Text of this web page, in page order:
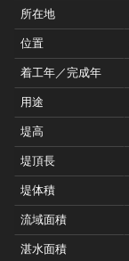
所在地
位置
着工年／完成年
用途
堤高
堤頂長
堤体積
流域面積
湛水面積